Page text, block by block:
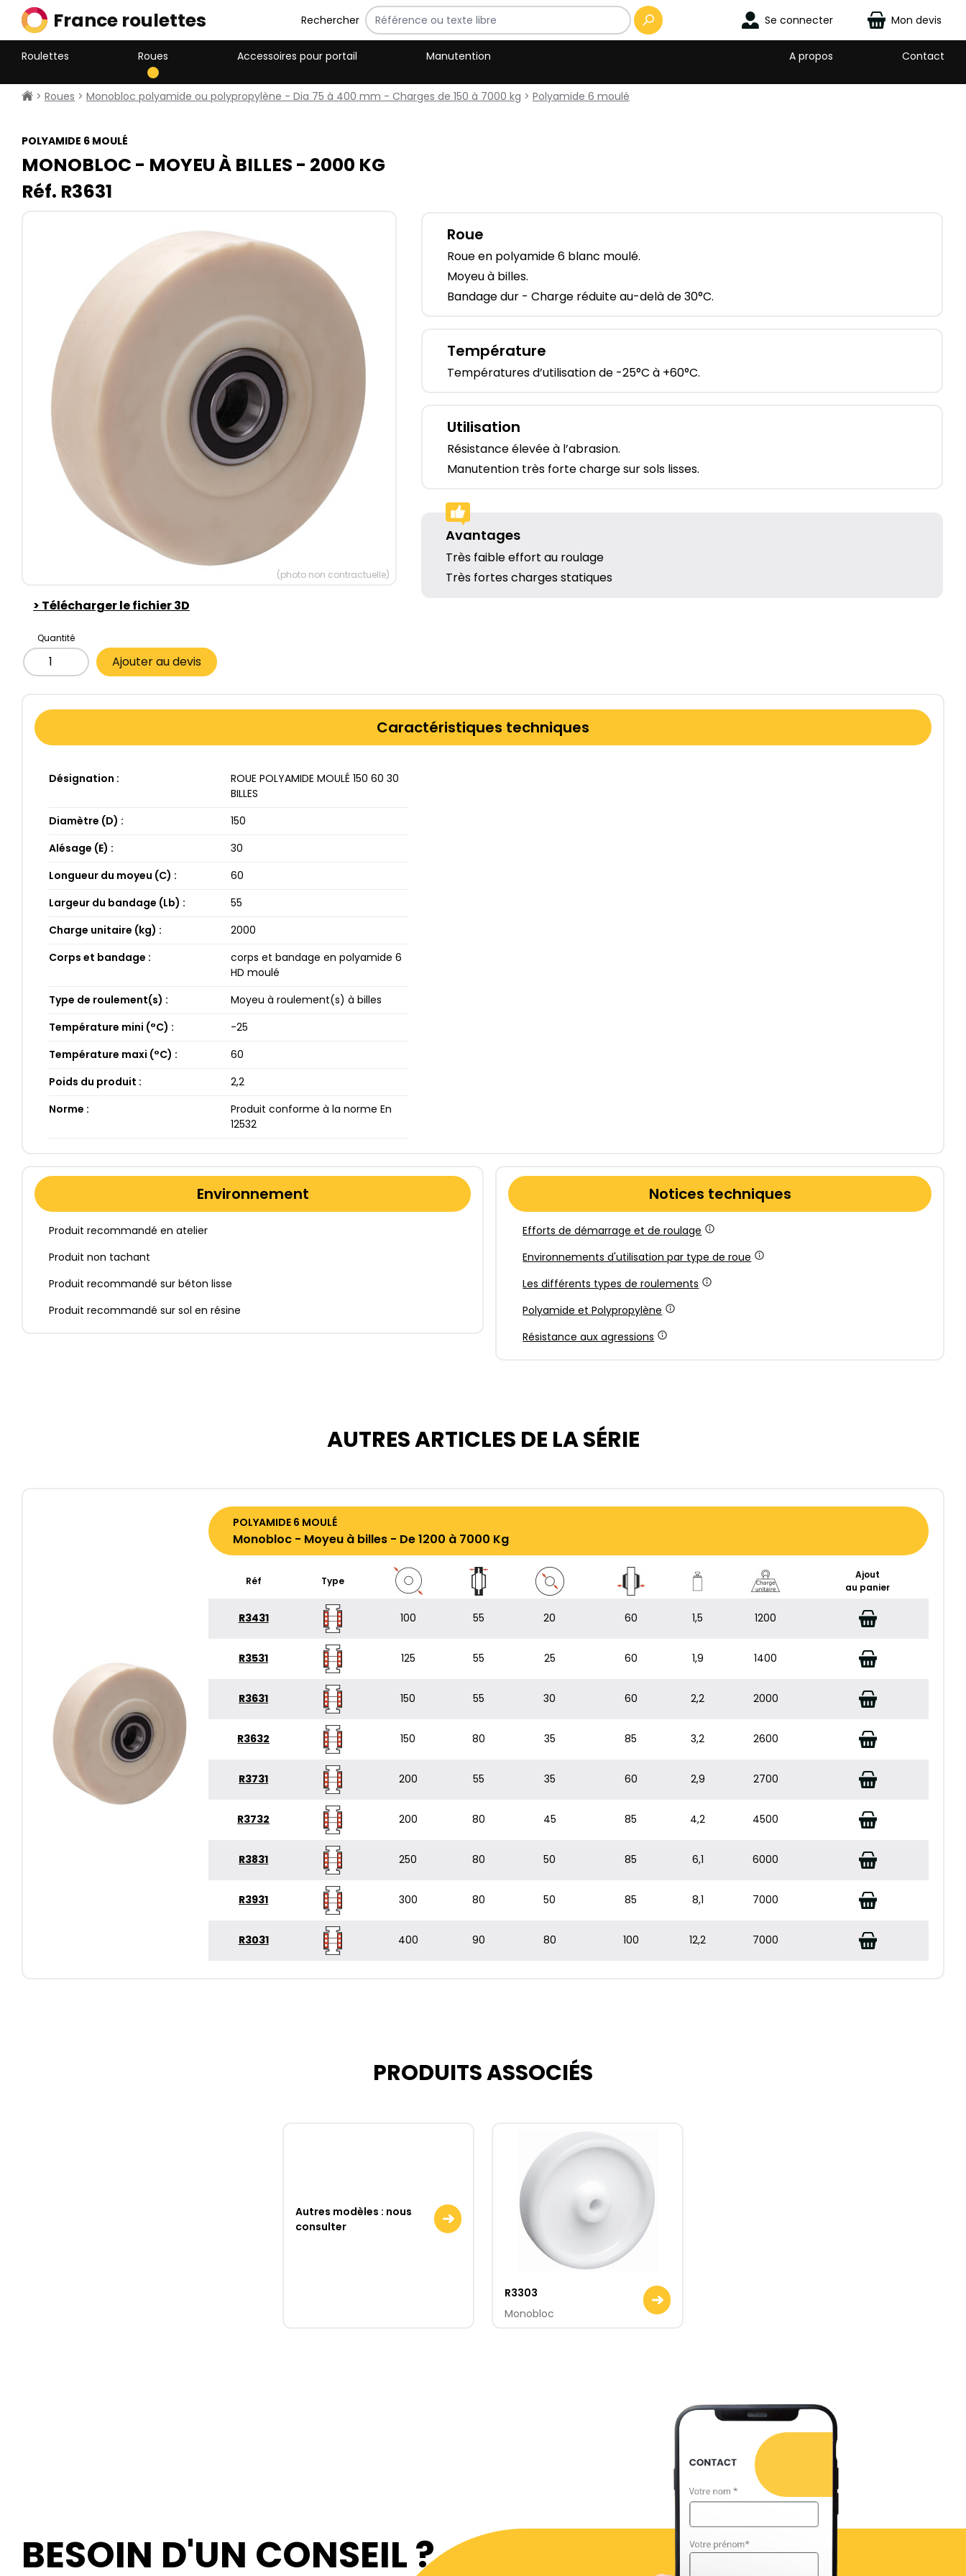
France roulettes Rechercher Se connecter Mon devis
Roulettes Roues Accessoires pour portail Manutention A propos Contact
> Roues > Monobloc polyamide ou polypropylène - Dia 75 à 400 mm - Charges de 150 à 7000 kg > Polyamide 6 moulé
POLYAMIDE 6 MOULÉ
MONOBLOC - MOYEU À BILLES - 2000​ KG
Réf. R3631
(photo non contractuelle)
> Télécharger le fichier 3D
Quantité
Ajouter au devis
Roue
Roue en polyamide 6 blanc moulé.
Moyeu à billes.
Bandage dur - Charge réduite au-delà de 30°C.
Température
Températures d’utilisation de -25°C à +60°C.
Utilisation
Résistance élevée à l’abrasion.
Manutention très forte charge sur sols lisses.
Avantages
Très faible effort au roulage
Très fortes charges statiques
Caractéristiques techniques
Désignation :
ROUE POLYAMIDE MOULÉ 150​ 60​ 30​
BILLES
Diamètre (D) :
150​
Alésage (E) :
30​
Longueur du moyeu (C) :
60​
Largeur du bandage (Lb) :
55​
Charge unitaire (kg) :
2000​
Corps et bandage :
corps et bandage en polyamide 6​
HD moulé
Type de roulement(s) :
Moyeu à roulement(s) à billes
Température mini (°C) :
-25​
Température maxi (°C) :
60​
Poids du produit :
2​,2​
Norme :
Produit conforme à la norme En
12532
Environnement
Produit recommandé en atelier
Produit non tachant
Produit recommandé sur béton lisse
Produit recommandé sur sol en résine
Notices techniques
Efforts de démarrage et de roulage
Environnements d'utilisation par type de roue
Les différents types de roulements
Polyamide et Polypropylène
Résistance aux agressions
AUTRES ARTICLES DE LA SÉRIE
POLYAMIDE 6 MOULÉ
Monobloc - Moyeu à billes - De 1200 à 7000 Kg
Réf Type
Ajout
au panier
R3431 100 55 20 60 1,5 1200
R3531 125 55 25 60 1,9 1400
R3631 150 55 30 60 2,2 2000
R3632 150 80 35 85 3,2 2600
R3731 200 55 35 60 2,9 2700
R3732 200 80 45 85 4,2 4500
R3831 250 80 50 85 6,1 6000
R3931 300 80 50 85 8,1 7000
R3031 400 90 80 100 12,2 7000
PRODUITS ASSOCIÉS
Autres modèles : nous
consulter
R3303
Monobloc
BESOIN D'UN CONSEIL ?